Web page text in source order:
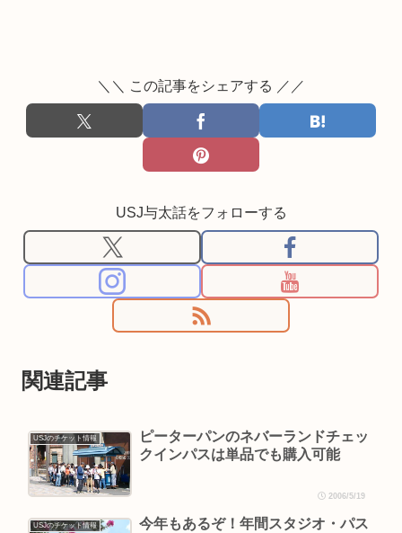
＼＼ この記事をシェアする ／／
USJ与太話をフォローする
関連記事
USJのチケット情報
ピーターパンのネバーランドチェッ
クインパスは単品でも購入可能
2006/5/19
USJのチケット情報
今年もあるぞ！年間スタジオ・パス